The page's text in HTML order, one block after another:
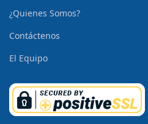
¿Quienes Somos?
Contáctenos
El Equipo